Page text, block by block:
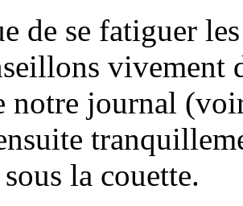
de se fatiguer
vivement
notre journal
la couette.